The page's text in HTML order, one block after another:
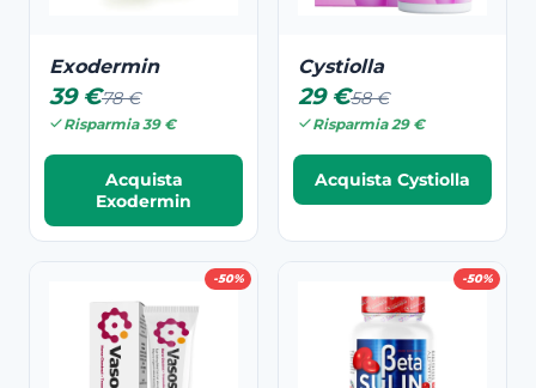
Exodermin
39 €78 €
Risparmia 39 €
Acquista
Exodermin
Cystiolla
29 €58 €
Risparmia 29 €
Acquista Cystiolla
-50% -50%